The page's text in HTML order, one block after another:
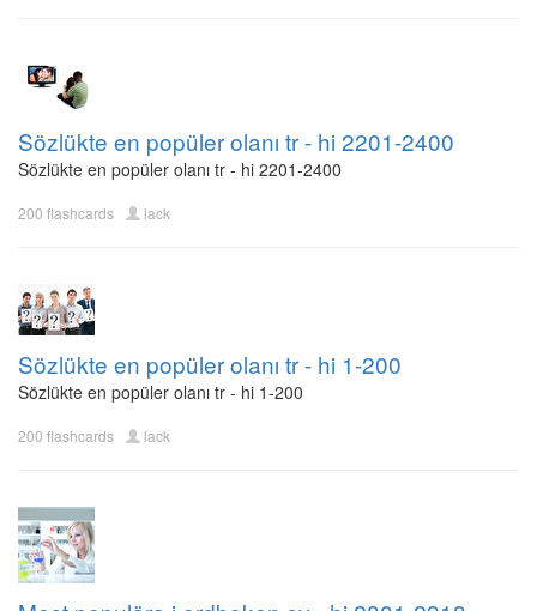
Sözlükte en popüler olanı tr - hi 2201-2400
Sözlükte en popüler olanı tr - hi 2201-2400
200 flashcards lack
Sözlükte en popüler olanı tr - hi 1-200
Sözlükte en popüler olanı tr - hi 1-200
200 flashcards lack